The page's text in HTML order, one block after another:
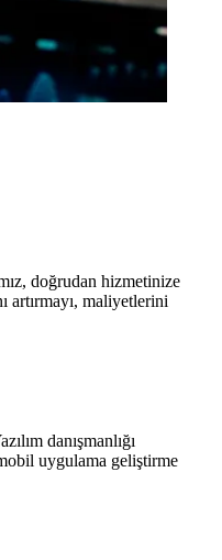
doğrudan hizmetinize
artırmayı, maliyetlerini
danışmanlığı
uygulama geliştirme